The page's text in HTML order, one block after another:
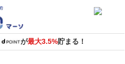
が最大3.5%貯まる！